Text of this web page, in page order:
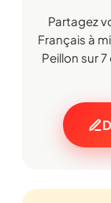
Partagez
Français à
Peillon sur